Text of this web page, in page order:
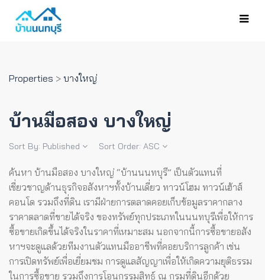
Properties > บางใหญ่
บ้านมือสอง บางใหญ่
Sort By: Published Sort Order: ASC
ค้นหา บ้านมือสอง บางใหญ่ “บ้านนนทบุรี” เป็นตัวแทนที่
เชี่ยวชาญด้านธุรกิจอสังหาฯทั้งบ้านเดี่ยว ทาวน์โฮม ทาวน์เฮ้าส์
คอนโด รวมถึงที่ดิน เรามีฝ่ายการตลาดคอยเก็บข้อมูลราคากลาง
ราคาตลาดที่ขายได้จริง ของทรัพย์ทุกประเภทในนนทบุรีเพื่อให้การ
ซื้อขายเกิดขึ้นได้จริงในราคาที่เหมาะสม นอกจากนี้การซื้อขายอสัง
หาฯจะดูแลด้วยทีมงานตัวแทนมืออาชีพที่คอยบริการลูกค้า เช่น
การเปิดทรัพย์เพื่อเยี่ยมชม การดูแลสัญญาเพื่อให้เกิดความยุติธรรม
ในการซื้อขาย รวมถึงการโอนกรรมสิทธ์ ณ กรมที่ดินอีกด้วย